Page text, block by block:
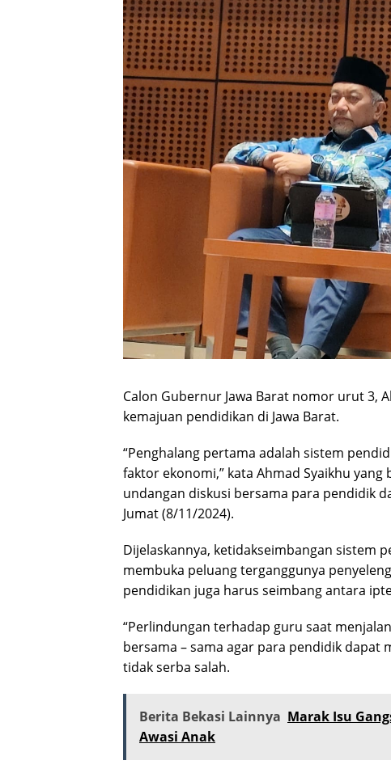
Calon Gubernur Jawa Barat nomor urut 3,
kemajuan pendidikan di Jawa Barat.
“Penghalang pertama adalah sistem
faktor ekonomi,” kata Ahmad Syaikhu
undangan diskusi bersama para pendidik
Jumat (8/11/2024).
Dijelaskannya, ketidakseimbangan sistem
membuka peluang terganggunya
pendidikan juga harus seimbang antara
“Perlindungan terhadap guru saat
bersama – sama agar para pendidik dapat
tidak serba salah.
Berita Bekasi Lainnya Marak Isu
Awasi Anak